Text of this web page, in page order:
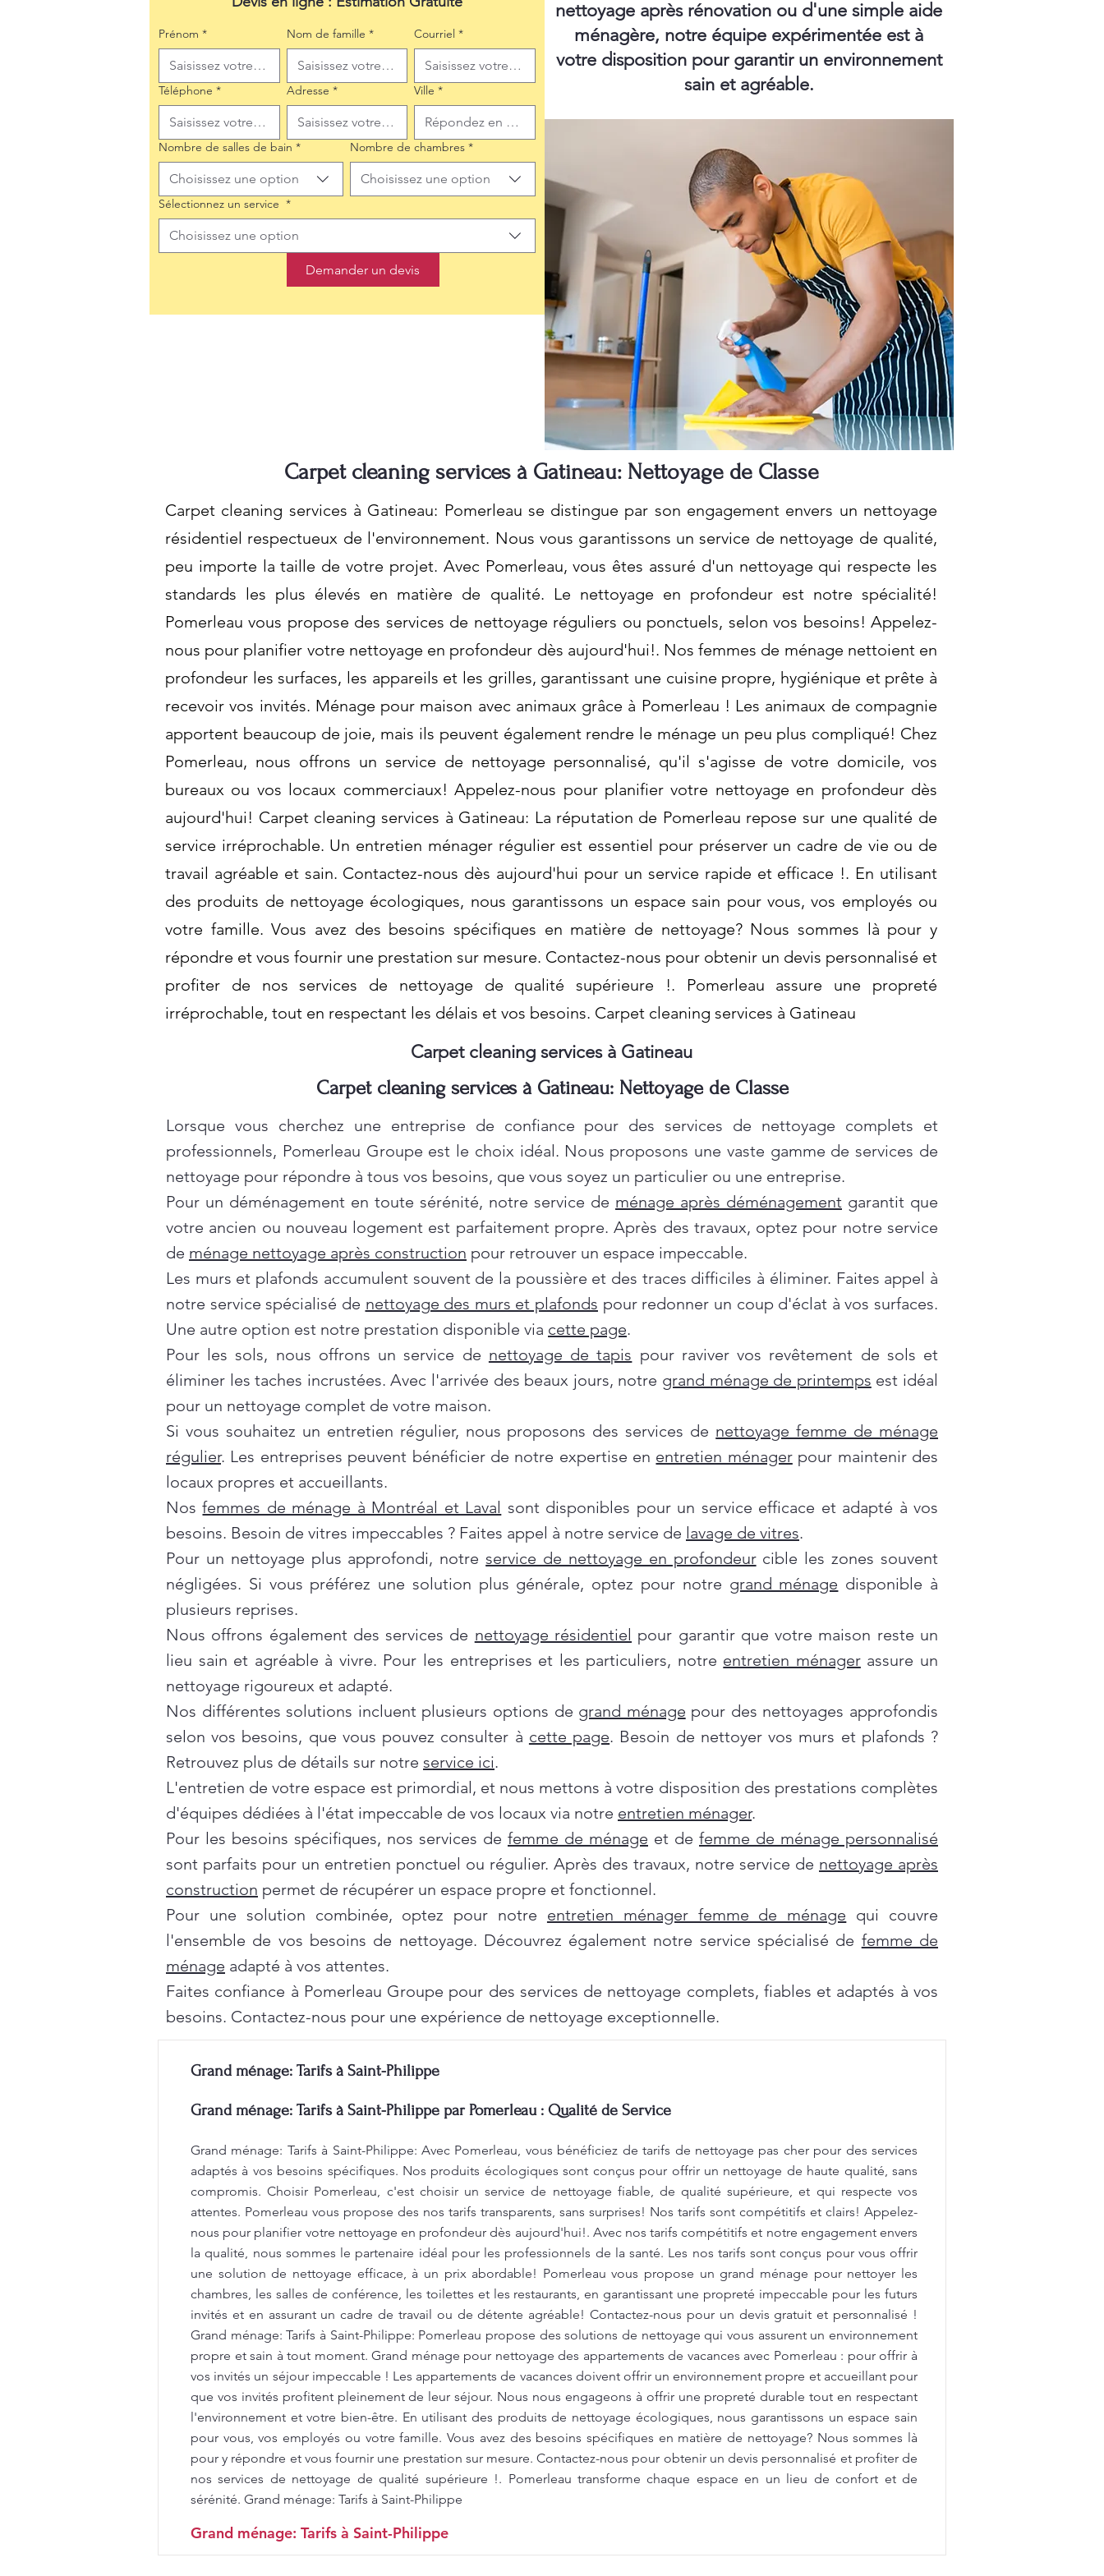
Prénom * Nom de famille * Courriel *
Téléphone * Adresse * Ville *
Nombre de salles de bain *
Choisissez une option
Nombre de chambres *
Choisissez une option
Sélectionnez un service *
Choisissez une option
Demander un devis
nettoyage après rénovation ou d'une simple aide
ménagère, notre équipe expérimentée est à
votre disposition pour garantir un environnement
sain et agréable.
Carpet cleaning services à Gatineau: Nettoyage de Classe
Carpet cleaning services à Gatineau: Pomerleau se distingue par son engagement envers un nettoyage
résidentiel respectueux de l'environnement. Nous vous garantissons un service de nettoyage de qualité,
peu importe la taille de votre projet. Avec Pomerleau, vous êtes assuré d'un nettoyage qui respecte les
standards les plus élevés en matière de qualité. Le nettoyage en profondeur est notre spécialité!
Pomerleau vous propose des services de nettoyage réguliers ou ponctuels, selon vos besoins! Appelez-
nous pour planifier votre nettoyage en profondeur dès aujourd'hui!. Nos femmes de ménage nettoient en
profondeur les surfaces, les appareils et les grilles, garantissant une cuisine propre, hygiénique et prête à
recevoir vos invités. Ménage pour maison avec animaux grâce à Pomerleau ! Les animaux de compagnie
apportent beaucoup de joie, mais ils peuvent également rendre le ménage un peu plus compliqué! Chez
Pomerleau, nous offrons un service de nettoyage personnalisé, qu'il s'agisse de votre domicile, vos
bureaux ou vos locaux commerciaux! Appelez-nous pour planifier votre nettoyage en profondeur dès
aujourd'hui! Carpet cleaning services à Gatineau: La réputation de Pomerleau repose sur une qualité de
service irréprochable. Un entretien ménager régulier est essentiel pour préserver un cadre de vie ou de
travail agréable et sain. Contactez-nous dès aujourd'hui pour un service rapide et efficace !. En utilisant
des produits de nettoyage écologiques, nous garantissons un espace sain pour vous, vos employés ou
votre famille. Vous avez des besoins spécifiques en matière de nettoyage? Nous sommes là pour y
répondre et vous fournir une prestation sur mesure. Contactez-nous pour obtenir un devis personnalisé et
profiter de nos services de nettoyage de qualité supérieure !. Pomerleau assure une propreté
irréprochable, tout en respectant les délais et vos besoins. Carpet cleaning services à Gatineau
Carpet cleaning services à Gatineau
Carpet cleaning services à Gatineau: Nettoyage de Classe
Lorsque vous cherchez une entreprise de confiance pour des services de nettoyage complets et
professionnels, Pomerleau Groupe est le choix idéal. Nous proposons une vaste gamme de services de
nettoyage pour répondre à tous vos besoins, que vous soyez un particulier ou une entreprise.
Pour un déménagement en toute sérénité, notre service de ménage après déménagement garantit que
votre ancien ou nouveau logement est parfaitement propre. Après des travaux, optez pour notre service
de ménage nettoyage après construction pour retrouver un espace impeccable.
Les murs et plafonds accumulent souvent de la poussière et des traces difficiles à éliminer. Faites appel à
notre service spécialisé de nettoyage des murs et plafonds pour redonner un coup d'éclat à vos surfaces.
Une autre option est notre prestation disponible via cette page.
Pour les sols, nous offrons un service de nettoyage de tapis pour raviver vos revêtement de sols et
éliminer les taches incrustées. Avec l'arrivée des beaux jours, notre grand ménage de printemps est idéal
pour un nettoyage complet de votre maison.
Si vous souhaitez un entretien régulier, nous proposons des services de nettoyage femme de ménage
régulier. Les entreprises peuvent bénéficier de notre expertise en entretien ménagerpour maintenir des
locaux propres et accueillants.
Nosfemmes de ménage à Montréal et Laval sont disponibles pour un service efficace et adapté à vos
besoins. Besoin de vitres impeccables ? Faites appel à notre service de lavage de vitres.
Pour un nettoyage plus approfondi, notreservice de nettoyage en profondeurcible les zones souvent
négligées. Si vous préférez une solution plus générale, optez pour notre grand ménage disponible à
plusieurs reprises.
Nous offrons également des services de nettoyage résidentiel pour garantir que votre maison reste un
lieu sain et agréable à vivre. Pour les entreprises et les particuliers, notre entretien ménagerassure un
nettoyage rigoureux et adapté.
Nos différentes solutions incluent plusieurs options de grand ménage pour des nettoyages approfondis
selon vos besoins, que vous pouvez consulter à cette page. Besoin de nettoyer vos murs et plafonds ?
Retrouvez plus de détails sur notre service ici.
L'entretien de votre espace est primordial, et nous mettons à votre disposition des prestations complètes
d'équipes dédiées à l'état impeccable de vos locaux via notre entretien ménager.
Pour les besoins spécifiques, nos services de femme de ménage et de femme de ménage personnalisé
sont parfaits pour un entretien ponctuel ou régulier. Après des travaux, notre service de nettoyage après
construction permet de récupérer un espace propre et fonctionnel.
Pour une solution combinée, optez pour notre entretien ménager femme de ménage qui couvre
l'ensemble de vos besoins de nettoyage. Découvrez également notre service spécialisé de femme de
ménage adapté à vos attentes.
Faites confiance à Pomerleau Groupe pour des services de nettoyage complets, fiables et adaptés à vos
besoins. Contactez-nous pour une expérience de nettoyage exceptionnelle.
Grand ménage: Tarifs à Saint-Philippe
Grand ménage: Tarifs à Saint-Philippe par Pomerleau : Qualité de Service
Grand ménage: Tarifs à Saint-Philippe: Avec Pomerleau, vous bénéficiez de tarifs de nettoyage pas cher pour des services
adaptés à vos besoins spécifiques. Nos produits écologiques sont conçus pour offrir un nettoyage de haute qualité, sans
compromis. Choisir Pomerleau, c'est choisir un service de nettoyage fiable, de qualité supérieure, et qui respecte vos
attentes. Pomerleau vous propose des nos tarifs transparents, sans surprises! Nos tarifs sont compétitifs et clairs! Appelez-
nous pour planifier votre nettoyage en profondeur dès aujourd'hui!. Avec nos tarifs compétitifs et notre engagement envers
la qualité, nous sommes le partenaire idéal pour les professionnels de la santé. Les nos tarifs sont conçus pour vous offrir
une solution de nettoyage efficace, à un prix abordable! Pomerleau vous propose un grand ménage pour nettoyer les
chambres, les salles de conférence, les toilettes et les restaurants, en garantissant une propreté impeccable pour les futurs
invités et en assurant un cadre de travail ou de détente agréable! Contactez-nous pour un devis gratuit et personnalisé !
Grand ménage: Tarifs à Saint-Philippe: Pomerleau propose des solutions de nettoyage qui vous assurent un environnement
propre et sain à tout moment. Grand ménage pour nettoyage des appartements de vacances avec Pomerleau : pour offrir à
vos invités un séjour impeccable ! Les appartements de vacances doivent offrir un environnement propre et accueillant pour
que vos invités profitent pleinement de leur séjour. Nous nous engageons à offrir une propreté durable tout en respectant
l'environnement et votre bien-être. En utilisant des produits de nettoyage écologiques, nous garantissons un espace sain
pour vous, vos employés ou votre famille. Vous avez des besoins spécifiques en matière de nettoyage? Nous sommes là
pour y répondre et vous fournir une prestation sur mesure. Contactez-nous pour obtenir un devis personnalisé et profiter de
nos services de nettoyage de qualité supérieure !. Pomerleau transforme chaque espace en un lieu de confort et de
sérénité. Grand ménage: Tarifs à Saint-Philippe
Grand ménage: Tarifs à Saint-Philippe